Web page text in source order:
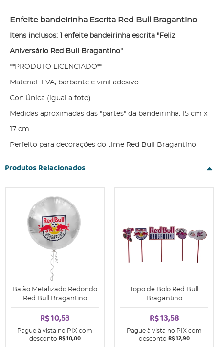
Enfeite bandeirinha Escrita Red Bull Bragantino
Itens inclusos: 1 enfeite bandeirinha escrita "Feliz
Aniversário Red Bull Bragantino"
**PRODUTO LICENCIADO**
Material: EVA, barbante e vinil adesivo
Cor: Única (igual a foto)
Medidas aproximadas das "partes" da bandeirinha: 15 cm x
17 cm
Perfeito para decorações do time Red Bull Bragantino!
Produtos Relacionados
Balão Metalizado Redondo
Red Bull Bragantino
R$ 10,53
Pague à vista no PIX com
desconto R$ 10,00
Topo de Bolo Red Bull
Bragantino
R$ 13,58
Pague à vista no PIX com
desconto R$ 12,90